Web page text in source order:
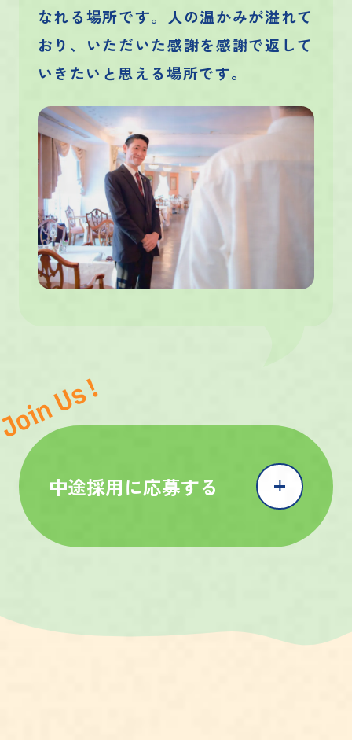
なれる場所です。人の温かみが溢れて
おり、いただいた感謝を感謝で返して
いきたいと思える場所です。
Us !
中途採用に応募する